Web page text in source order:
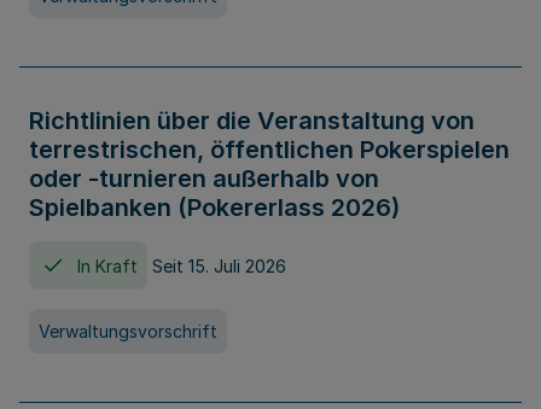
Richtlinien über die Veranstaltung von
terrestrischen, öffentlichen Pokerspielen
oder -turnieren außerhalb von
Spielbanken (Pokererlass 2026)
In Kraft Seit 15. Juli 2026
Verwaltungsvorschrift